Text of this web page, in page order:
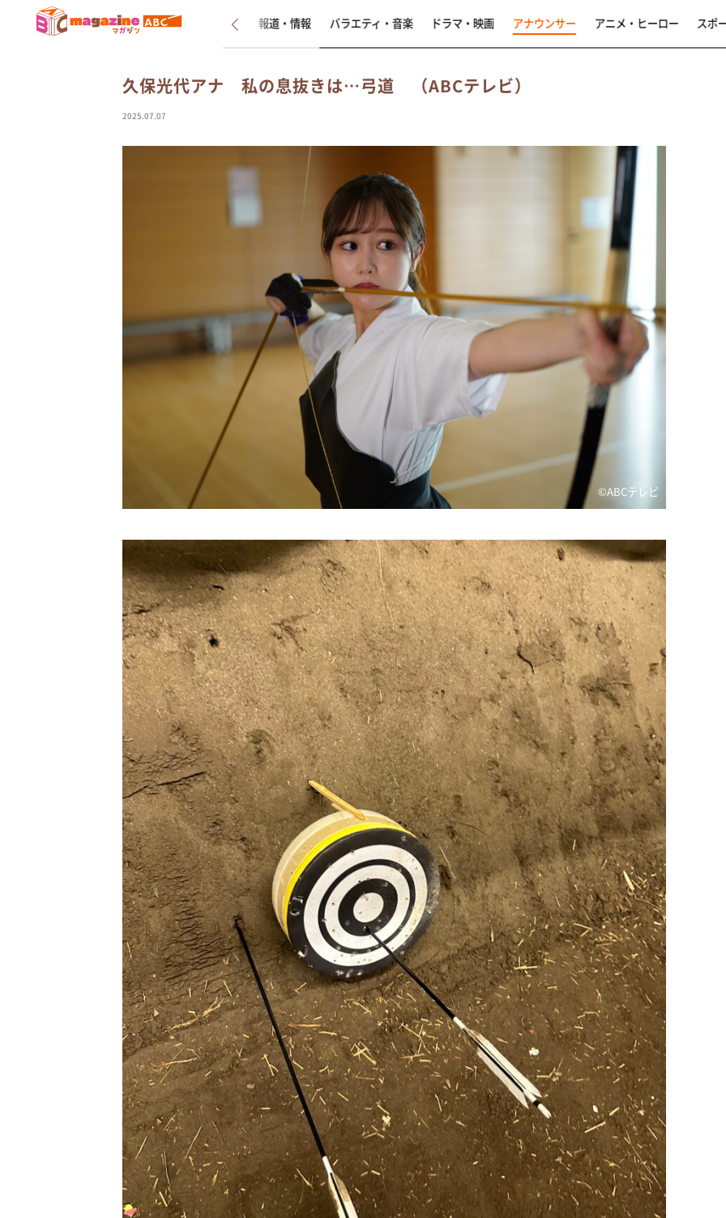
新着 インタビュー 報道・情報 バラエティ・音楽 ドラマ・映画 アナウンサー アニメ・ヒーロー スポ
久保光代アナ 私の息抜きは…弓道 （ABCテレビ）
2025.07.07
©ABCテレビ